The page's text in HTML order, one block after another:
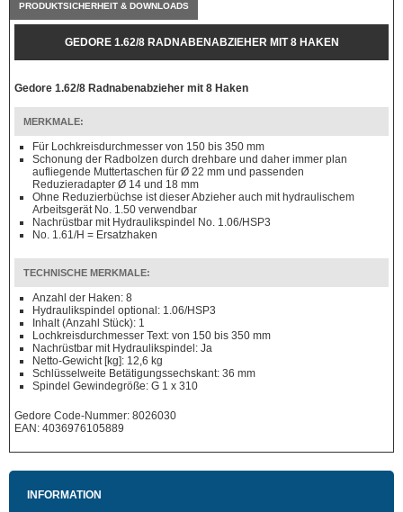
PRODUKTSICHERHEIT & DOWNLOADS
GEDORE 1.62/8 RADNABENABZIEHER MIT 8 HAKEN
Gedore 1.62/8 Radnabenabzieher mit 8 Haken
MERKMALE:
Für Lochkreisdurchmesser von 150 bis 350 mm
Schonung der Radbolzen durch drehbare und daher immer plan
aufliegende Muttertaschen für Ø 22 mm und passenden
Reduzieradapter Ø 14 und 18 mm
Ohne Reduzierbüchse ist dieser Abzieher auch mit hydraulischem
Arbeitsgerät No. 1.50 verwendbar
Nachrüstbar mit Hydraulikspindel No. 1.06/HSP3
No. 1.61/H = Ersatzhaken
TECHNISCHE MERKMALE:
Anzahl der Haken: 8
Hydraulikspindel optional: 1.06/HSP3
Inhalt (Anzahl Stück): 1
Lochkreisdurchmesser Text: von 150 bis 350 mm
Nachrüstbar mit Hydraulikspindel: Ja
Netto-Gewicht [kg]: 12,6 kg
Schlüsselweite Betätigungssechskant: 36 mm
Spindel Gewindegröße: G 1 x 310
Gedore Code-Nummer: 8026030
EAN: 4036976105889
INFORMATION